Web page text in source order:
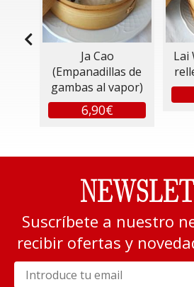
Ja Cao
(Empanadillas de
gambas al vapor)
6,90€
Lai
Suscríbete a nuestro
recibir ofertas y